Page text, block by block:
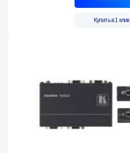
Купить в 1 клик